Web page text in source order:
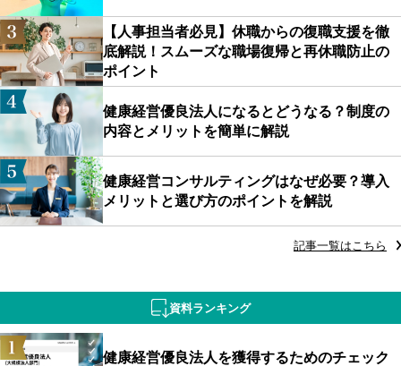
【人事担当者必見】休職からの復職支援を徹
底解説！スムーズな職場復帰と再休職防止の
ポイント
健康経営優良法人になるとどうなる？制度の
内容とメリットを簡単に解説
健康経営コンサルティングはなぜ必要？導入
メリットと選び方のポイントを解説
記事一覧はこちら
資料ランキング
健康経営優良法人を獲得するためのチェック